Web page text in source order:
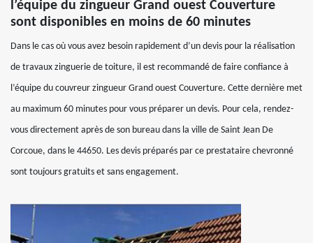
l’équipe du zingueur Grand ouest Couverture
sont disponibles en moins de 60 minutes
Dans le cas où vous avez besoin rapidement d’un devis pour la réalisation
de travaux zinguerie de toiture, il est recommandé de faire confiance à
l’équipe du couvreur zingueur Grand ouest Couverture. Cette dernière met
au maximum 60 minutes pour vous préparer un devis. Pour cela, rendez-
vous directement après de son bureau dans la ville de Saint Jean De
Corcoue, dans le 44650. Les devis préparés par ce prestataire chevronné
sont toujours gratuits et sans engagement.